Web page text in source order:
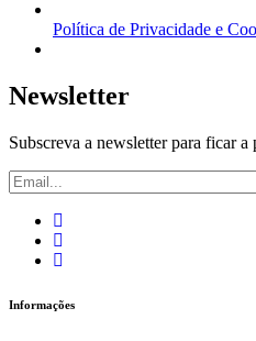
Política de Privacidade e
Newsletter
Subscreva a newsletter para ficar a
Informações